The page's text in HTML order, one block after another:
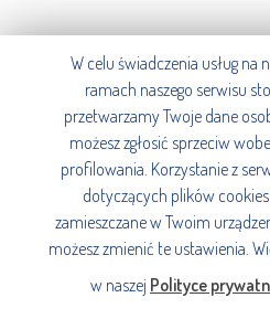
W celu świadczenia usług
ramach naszego serwisu
przetwarzamy Twoje dane
możesz zgłosić sprzeciw
profilowania. Korzystanie z
dotyczących plików
zamieszczane w Twoim
możesz zmienić te ustawienia.
w naszej Polityce